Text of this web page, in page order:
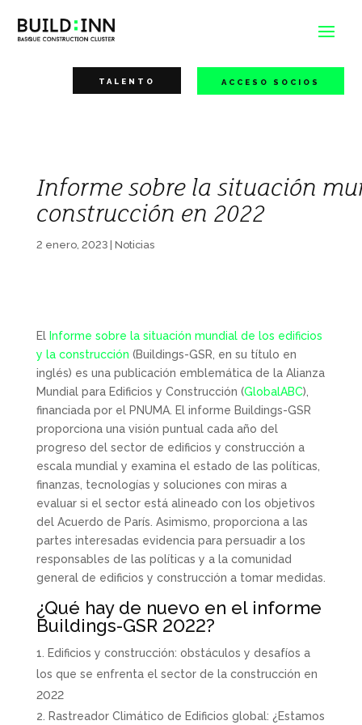
TALENTO ACCESO SOCIOS
Informe sobre la situación
construcción en 2022
2 enero, 2023| Noticias
El Informe sobre la situación mundial de los edificios
y la construcción (Buildings-GSR, en su título en
inglés) es una publicación emblemática de la Alianza
Mundial para Edificios y Construcción (GlobalABC),
financiada por el PNUMA. El informe Buildings-GSR
proporciona una visión puntual cada año del
progreso del sector de edificios y construcción a
escala mundial y examina el estado de las políticas,
finanzas, tecnologías y soluciones con miras a
evaluar si el sector está alineado con los objetivos
del Acuerdo de París. Asimismo, proporciona a las
partes interesadas evidencia para persuadir a los
responsables de las políticas y a la comunidad
general de edificios y construcción a tomar medidas.
¿Qué hay de nuevo en el informe
Buildings-GSR 2022?
Edificios y construcción: obstáculos y desafíos a
los que se enfrenta el sector de la construcción en
2022
Rastreador Climático de Edificios global: ¿Estamos